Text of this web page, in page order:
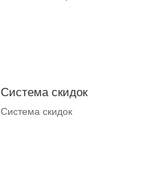
Система скидок
Система скидок